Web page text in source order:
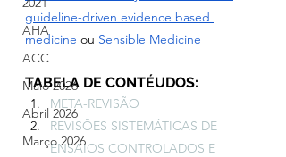
AHA
ACC
Maio 2026
Abril 2026
Março 2026
guideline-driven evidence based
medicine ou Sensible Medicine
TABELA DE CONTÉUDOS:
META-REVISÃO
REVISÕES SISTEMÁTICAS DE
ENSAIOS CONTROLADOS E